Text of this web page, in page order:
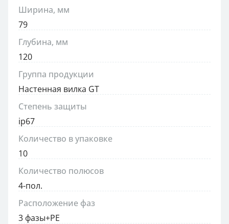
Ширина, мм
79
Глубина, мм
120
Группа продукции
Настенная вилка GT
Степень защиты
ip67
Количество в упаковке
10
Количество полюсов
4-пол.
Расположение фаз
3 фазы+PE